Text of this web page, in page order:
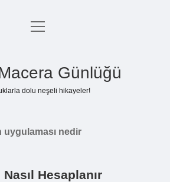
Anasayfa
menüyü
Günlüğü
dolu neşeli hikayeler!
uygulaması nedir
Hesaplanır